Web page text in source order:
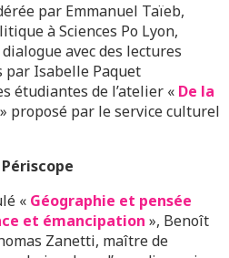
par Emmanuel Taïeb,
à Sciences Po Lyon,
avec des lectures
par Isabelle Paquet
étudiantes de l’atelier « De la
» proposé par le service culturel
« Géographie et pensée
et émancipation », Benoît
Zanetti, maître de